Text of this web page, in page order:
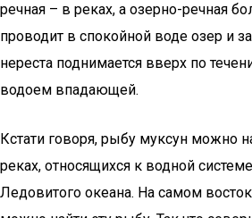
речная – в реках, а озерно-речная
проводит в спокойной воде озер и
нереста поднимается вверх по
водоем впадающей.
Кстати говоря, рыбу муксун можно
реках, относящихся к водной
Ледовитого океана. На самом